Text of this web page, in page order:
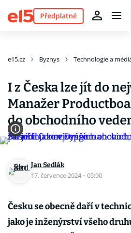
Předplatné
e15.cz Byznys Technologie a
I z Česka lze jít do
Manažer
do obchodního
Jan Sedlák
17. července 2024 · 05:00
Česku se obecně daří v
jako je inženýrství všeho